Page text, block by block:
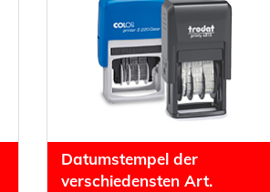
Datumstempel der
verschiedensten Art.